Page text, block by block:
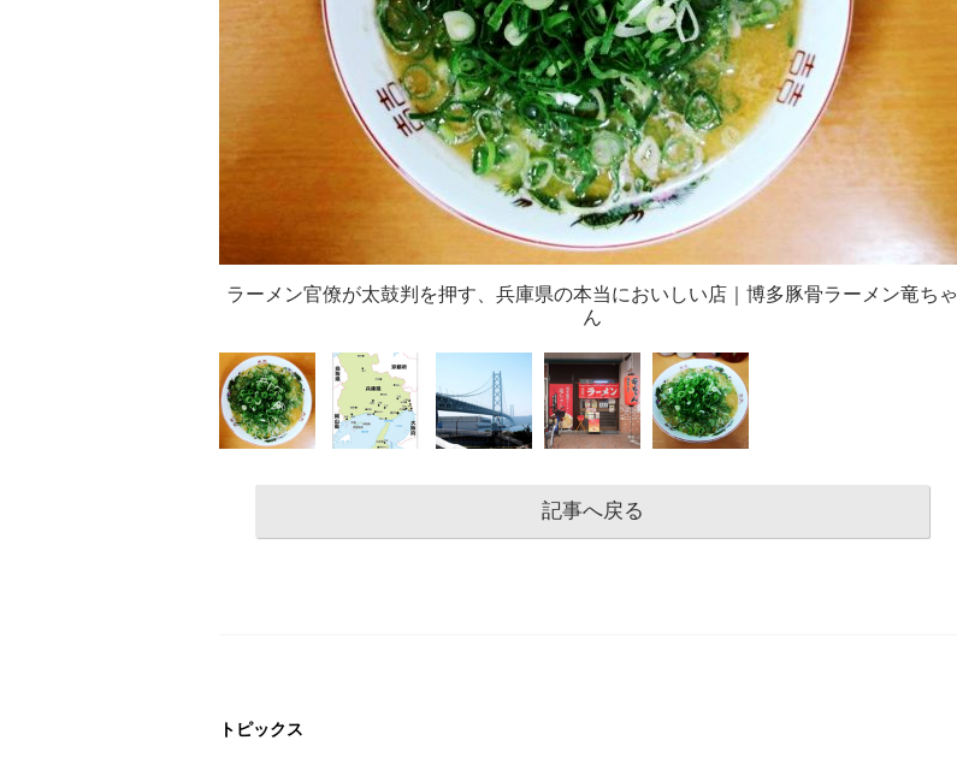
ラーメン官僚が太鼓判を押す、兵庫県の本当においしい店｜博多豚骨ラーメン竜ちゃ
ん
記事へ戻る
トピックス